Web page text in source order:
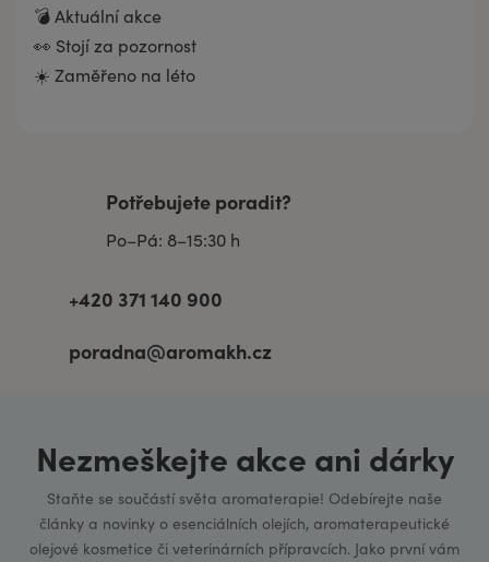
💣 Aktuální akce
👀 Stojí za pozornost
☀️ Zaměřeno na léto
Potřebujete poradit?
Po–Pá: 8–15:30 h
+420 371 140 900
poradna@aromakh.cz
Nezmeškejte akce ani dárky
Staňte se součástí světa aromaterapie! Odebírejte naše
články a novinky o esenciálních olejích, aromaterapeutické
olejové kosmetice či veterinárních přípravcích. Jako první vám